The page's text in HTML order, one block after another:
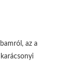
az a